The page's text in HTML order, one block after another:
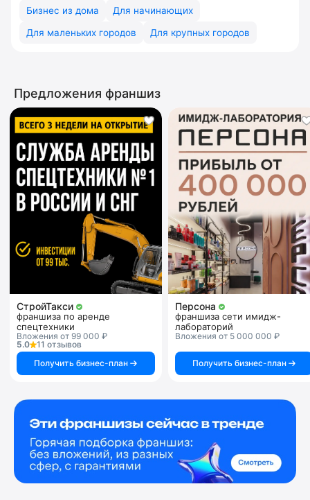
Бизнес из дома
Для начинающих
Для маленьких городов
Для крупных городов
Предложения франшиз
СтройТакси
франшиза по аренде
спецтехники
Вложения от 99 000 ₽
5.0
11 отзывов
Получить бизнес-план
Персона
франшиза сети имидж-
лабораторий
Вложения от 5 000 000 ₽
Получить бизнес-план